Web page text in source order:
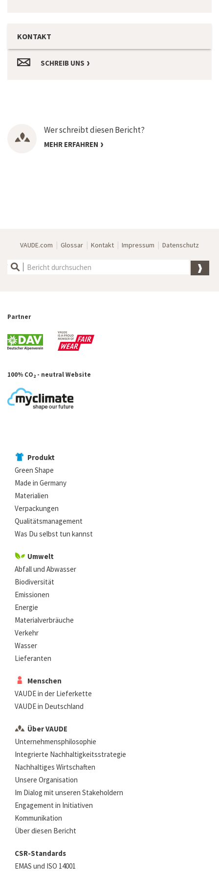
KONTAKT
SCHREIB UNS
Wer schreibt diesen Bericht?
MEHR ERFAHREN
VAUDE.com | Glossar | Kontakt | Impressum | Datenschutz
Partner
100% CO2 - neutral Website
Produkt
Green Shape
Made in Germany
Materialien
Verpackungen
Qualitätsmanagement
Was Du selbst tun kannst
Umwelt
Abfall und Abwasser
Biodiversität
Emissionen
Energie
Materialverbräuche
Verkehr
Wasser
Lieferanten
Menschen
VAUDE in der Lieferkette
VAUDE in Deutschland
Über VAUDE
Unternehmensphilosophie
Integrierte Nachhaltigkeitsstrategie
Nachhaltiges Wirtschaften
Unsere Organisation
Im Dialog mit unseren Stakeholdern
Engagement in Initiativen
Kommunikation
Über diesen Bericht
CSR-Standards
EMAS und ISO 14001